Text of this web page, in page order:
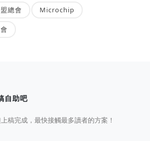
總會 Microchip
自助吧
稿完成，最快接觸最多讀者的方案！